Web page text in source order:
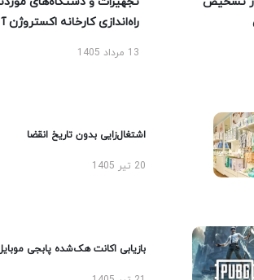
راه‌اندازی کارخانه اکستروژن
13 مرداد 1405
اشتغال‌زایی بدون تاریخ انقضا
20 تیر 1405
بازیابی اکانت هک‌شده پابجی موبایل